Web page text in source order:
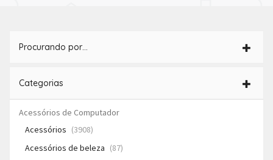
Procurando por…
Categorias
Acessórios de Computador
Acessórios (3908)
Acessórios de beleza (87)